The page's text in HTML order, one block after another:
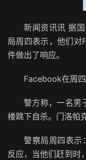
新闻资讯讯 据
局周四表示，他们
件做出了响应。
Facebook在周四
警方称，一名男
楼跳下自杀。门洛帕
警察局周四表示
反应，当他们赶到时